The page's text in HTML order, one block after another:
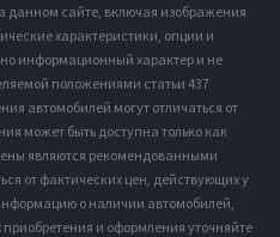
данном сайте, включая изображения
характеристики, опции и
информационный характер и не
положениями статьи 437
автомобилей могут отличаться от
может быть доступна только как
являются рекомендованными
от фактических цен, действующих у
о наличии автомобилей,
и оформления уточняйте